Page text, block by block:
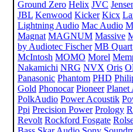
Ground Zero Helix JVC
JBL Kenwood Kicker Kicx
Lightning Audio Mac Audio
Magnat MAGNUM Massive
by Audiotec Fischer MB Quart
McIntosh MOMO Morel
Nakamichi NRG NVX Oris
Panasonic Phantom PHD
Gold Phonocar Pioneer Planet
PolkAudio Power Acoustik
Ppi Precision Power Prology
Revolt Rockford Fosgate